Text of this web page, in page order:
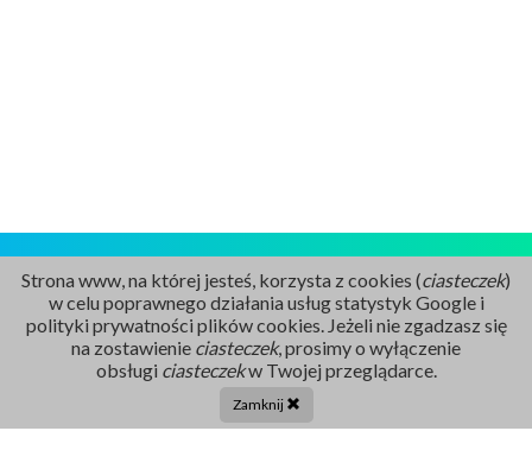
Rejestracja
Tel. centrala:
Strona www, na której jesteś, korzysta z cookies (ciasteczek)
w celu poprawnego działania usług statystyk Google i
polityki prywatności plików cookies. Jeżeli nie zgadzasz się
na zostawienie ciasteczek, prosimy o wyłączenie
obsługi ciasteczekw Twojej przeglądarce.
Zamknij